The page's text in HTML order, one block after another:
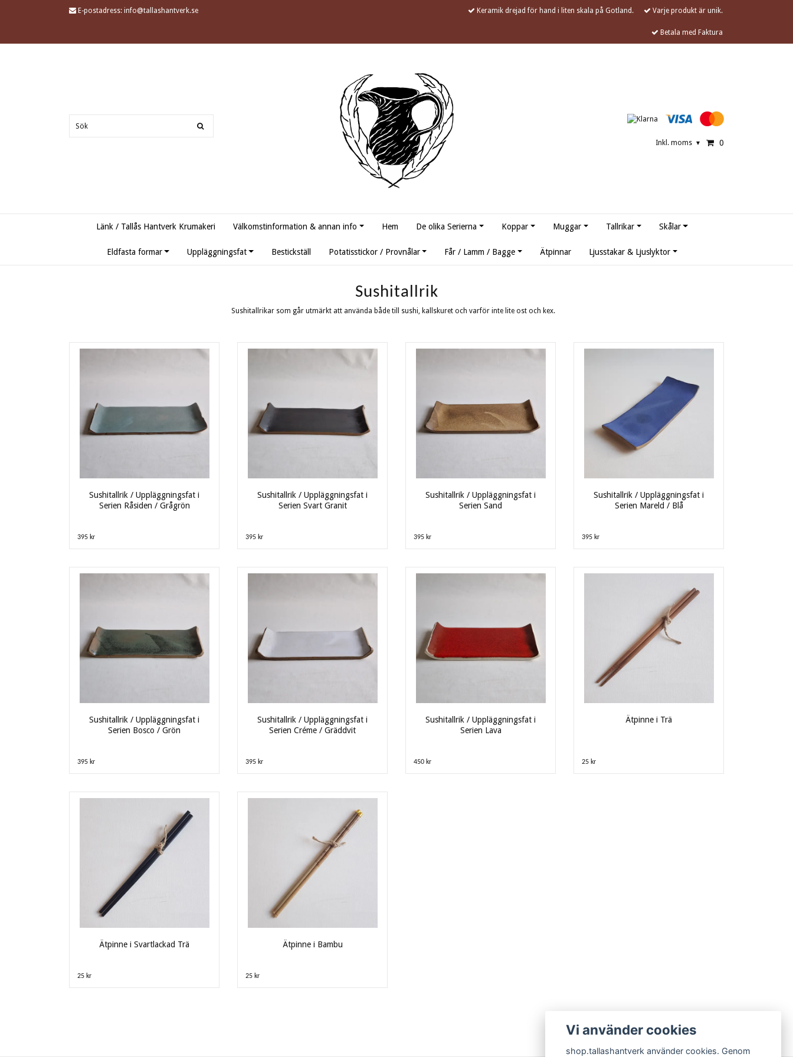
E-postadress: info@tallashantverk.se Keramik drejad för hand i liten skala på Gotland. Varje produkt är unik.
Betala med Faktura
Inkl. moms ▾ 0
Länk / Tallås Hantverk Krumakeri Välkomstinformation & annan info Hem De olika Serierna Koppar Muggar Tallrikar Skålar
Eldfasta formar Uppläggningsfat Bestickställ Potatisstickor / Provnålar Får / Lamm / Bagge Ätpinnar Ljusstakar & Ljuslyktor
Sushitallrik
Sushitallrikar som går utmärkt att använda både till sushi, kallskuret och varför inte lite ost och kex.
Sushitallrik / Uppläggningsfat i
Serien Råsiden / Grågrön
395 kr
Sushitallrik / Uppläggningsfat i
Serien Svart Granit
395 kr
Sushitallrik / Uppläggningsfat i
Serien Sand
395 kr
Sushitallrik / Uppläggningsfat i
Serien Mareld / Blå
395 kr
Sushitallrik / Uppläggningsfat i
Serien Bosco / Grön
395 kr
Sushitallrik / Uppläggningsfat i
Serien Créme / Gräddvit
395 kr
Sushitallrik / Uppläggningsfat i
Serien Lava
450 kr
Ätpinne i Trä
25 kr
Ätpinne i Svartlackad Trä
25 kr
Ätpinne i Bambu
25 kr
Vi använder cookies
shop.tallashantverk använder cookies. Genom